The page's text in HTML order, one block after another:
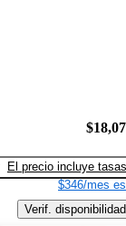
El precio incluye tasas
$346/mes
Verif. disponibilidad